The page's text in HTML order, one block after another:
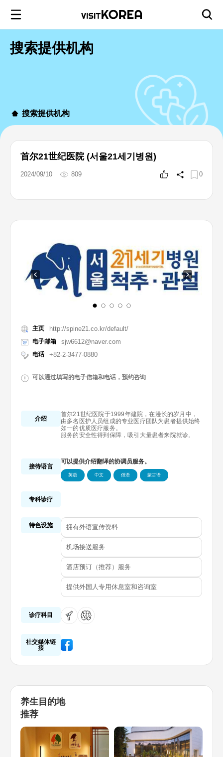
搜索提供机构
搜索提供机构
首尔21世纪医院 (서울21세기병원)
2024/09/10 809 0
主页 http://spine21.co.kr/default/
电子邮箱 sjw6612@naver.com
电话 +82-2-3477-0880
可以通过填写的电子信箱和电话，预约咨询
介绍
首尔21世纪医院于1999年建院，在漫长的岁月中，
由多名医护人员组成的专业医疗团队为患者提供始终
如一的优质医疗服务。
服务的安全性得到保障，吸引大量患者来院就诊。
接待语言
可以提供介绍翻译的协调员服务。
英语 中文 俄语 蒙古语
专科诊疗
特色设施 拥有外语宣传资料
机场接送服务
酒店预订（推荐）服务
提供外国人专用休息室和咨询室
诊疗科目
社交媒体链
接
养生目的地
推荐